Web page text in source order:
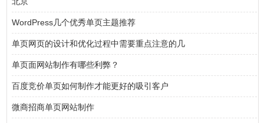
WordPress几个优秀单页主题推荐
单页网页的设计和优化过程中需要重点注意的几
单页面网站制作有哪些利弊？
百度竞价单页如何制作才能更好的吸引客户
微商招商单页网站制作